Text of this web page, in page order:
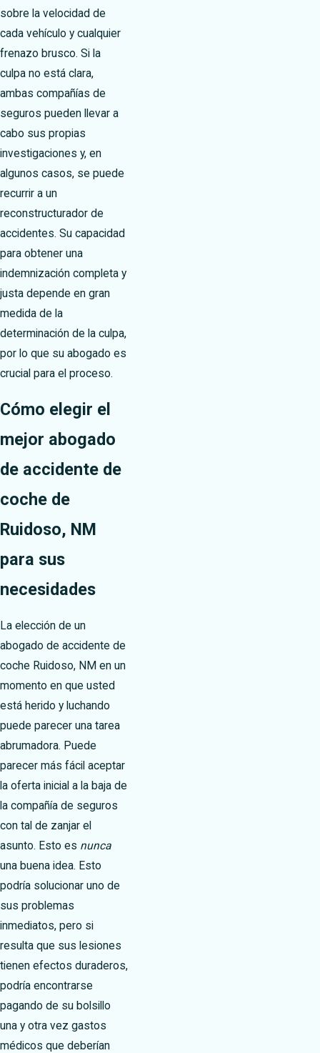
sobre la velocidad de
cada vehículo y cualquier
frenazo brusco. Si la
culpa no está clara,
ambas compañías de
seguros pueden llevar a
cabo sus propias
investigaciones y, en
algunos casos, se puede
recurrir a un
reconstructurador de
accidentes. Su capacidad
para obtener una
indemnización completa y
justa depende en gran
medida de la
determinación de la culpa,
por lo que su abogado es
crucial para el proceso.
Cómo elegir el
mejor abogado
de accidente de
coche de
Ruidoso, NM
para sus
necesidades
La elección de un
abogado de accidente de
coche Ruidoso, NM en un
momento en que usted
está herido y luchando
puede parecer una tarea
abrumadora. Puede
parecer más fácil aceptar
la oferta inicial a la baja de
la compañía de seguros
con tal de zanjar el
asunto. Esto es nunca
una buena idea. Esto
podría solucionar uno de
sus problemas
inmediatos, pero si
resulta que sus lesiones
tienen efectos duraderos,
podría encontrarse
pagando de su bolsillo
una y otra vez gastos
médicos que deberían